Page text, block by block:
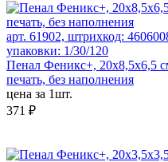
арт. 61902, штрихкод:
упаковки: 1/30/120
Пенал Феникс+, 20х8,5х6,5
печать, без наполнения
цена за 1шт.
371 ₽